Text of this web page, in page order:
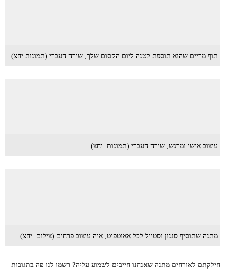
תוף מריים שהוא תוספת קטנה ליום הקסום שלך, שירה העברי (תמונות יחצ)
עיצוב אישי ומרגש, שירה העברי (תמונות: יחצ)
מתנה שתוסיף סגנון וסטייל לכל אאוטפיט, איה עיצוב פרחים (צילום: יחצ)
חילקתם לאורחים מתנה שאנחנו חייבים לשמוע עליה? רשמו לנו פה בתגובות